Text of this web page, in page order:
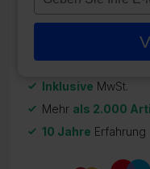
Inklusive MwSt.
Mehr als 2.000
10 Jahre Erfahrung
e-
in